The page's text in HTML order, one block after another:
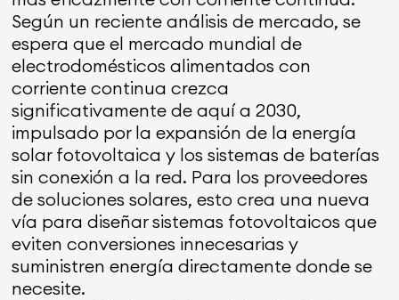
Según un reciente análisis de mercado, se
espera que el mercado mundial de
electrodomésticos alimentados con
corriente continua crezca
significativamente de aquí a 2030,
impulsado por la expansión de la energía
solar fotovoltaica y los sistemas de baterías
sin conexión a la red. Para los proveedores
de soluciones solares, esto crea una nueva
vía para diseñar sistemas fotovoltaicos que
eviten conversiones innecesarias y
suministren energía directamente donde se
necesite.